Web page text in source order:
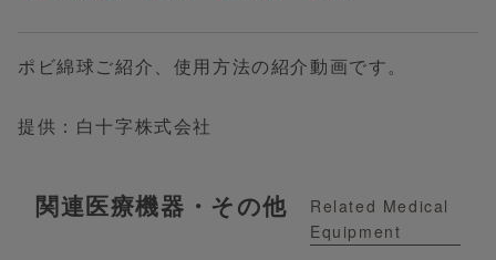
ポビ綿球ご紹介、使用方法の紹介動画です。
提供：白十字株式会社
関連医療機器・その他
Related Medical
Equipment